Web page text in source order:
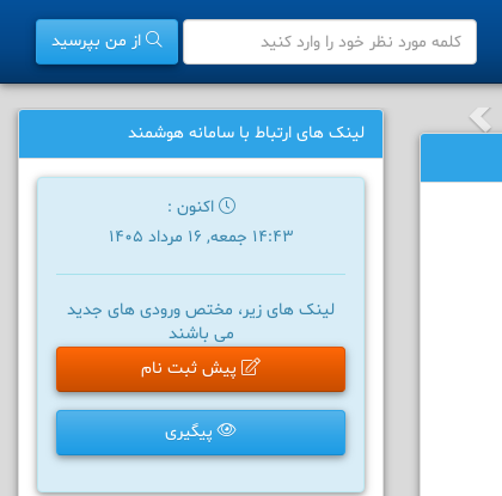
از من بپرسید
لینک های ارتباط با سامانه هوشمند
اکنون :
14:43 جمعه, 16 مرداد 1405
لینک های زیر، مختص ورودی های جدید
می باشند
پیش ثبت نام
پیگیری